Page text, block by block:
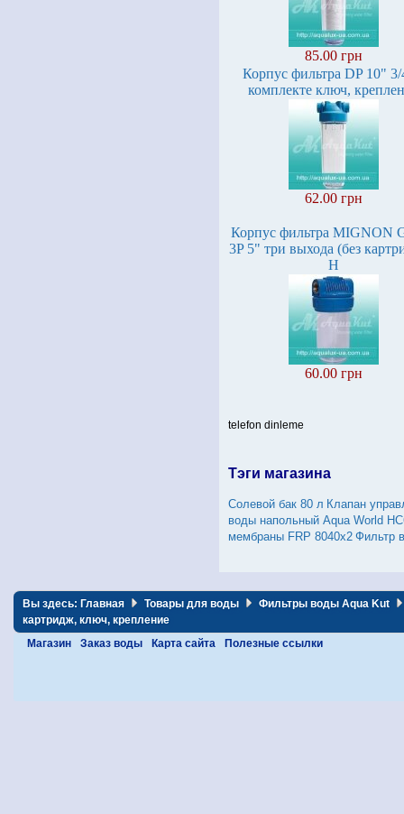
85.00 грн
Корпус фильтра DP 10"
комплекте ключ,
62.00 грн
Корпус фильтра MIGNON
3P 5" три выхода (без
H
60.00 грн
telefon dinleme
Тэги магазина
Солевой бак 80 л Клапан
воды напольный Aqua World
мембраны FRP 8040х2 Фильтр
Вы здесь: Главная Товары для воды
Фильтры воды Aqua Kut
картридж, ключ, крепление
Магазин
Заказ воды Карта сайта Полезные ссылки